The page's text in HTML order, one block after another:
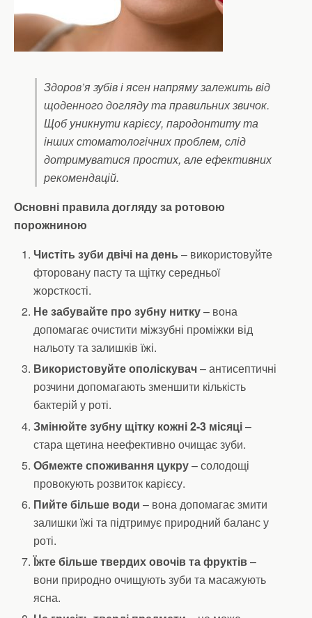
Здоров’я зубів і ясен напряму залежить від
щоденного догляду та правильних звичок.
Щоб уникнути карієсу, пародонтиту та
інших стоматологічних проблем, слід
дотримуватися простих, але ефективних
рекомендацій.
Основні правила догляду за ротовою
порожниною
Чистіть зуби двічі на день – використовуйте
фторовану пасту та щітку середньої
жорсткості.
Не забувайте про зубну нитку– вона
допомагає очистити міжзубні проміжки від
нальоту та залишків їжі.
Використовуйте ополіскувач– антисептичні
розчини допомагають зменшити кількість
бактерій у роті.
Змінюйте зубну щітку кожні 2-3 місяці–
стара щетина неефективно очищає зуби.
Обмежте споживання цукру– солодощі
провокують розвиток карієсу.
Пийте більше води – вона допомагає змити
залишки їжі та підтримує природний баланс у
роті.
Їжте більше твердих овочів та фруктів–
вони природно очищують зуби та масажують
ясна.